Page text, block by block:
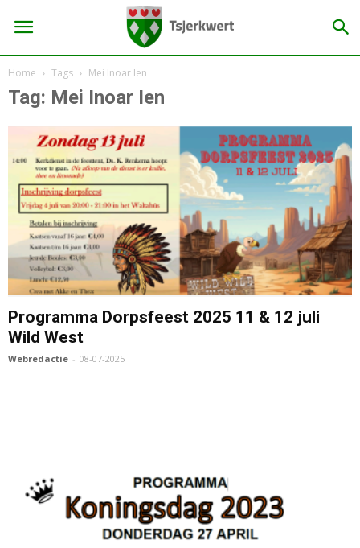
Home Tags Mei Inoar Ien
Tag: Mei Inoar Ien
Programma Dorpsfeest 2025 11 & 12 juli
Wild West
Webredactie - 08-07-2025